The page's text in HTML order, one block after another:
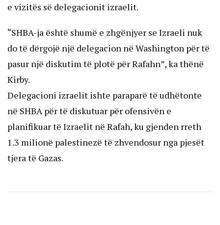
e vizitës së delegacionit izraelit.
“SHBA-ja është shumë e zhgënjyer se Izraeli nuk
do të dërgojë një delegacion në Washington për të
pasur një diskutim të plotë për Rafahn”, ka thënë
Kirby.
Delegacioni izraelit ishte paraparë të udhëtonte
në SHBA për të diskutuar për ofensivën e
planifikuar të Izraelit në Rafah, ku gjenden rreth
1.3 milionë palestinezë të zhvendosur nga pjesët
tjera të Gazas.